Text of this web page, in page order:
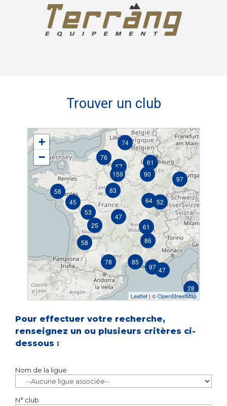
Trouver un club
97
58
47
64
58 83
61
28
47
86
52
159
85
25
90
61
78
74
76
45
57
53
97
+
−
Leaflet | ©OpenStreetMap
Pour effectuer votre recherche,
renseignez un ou plusieurs critères ci-
dessous :
Nom de la ligue
N° club